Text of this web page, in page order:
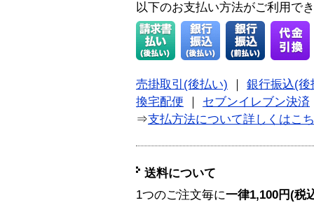
以下のお支払い方法がご利用で
売掛取引(後払い)
銀行振込(後
換宅配便
セブンイレブン決済
⇒支払方法について詳しくはこ
送料について
1つのご注文毎に一律1,100円(税